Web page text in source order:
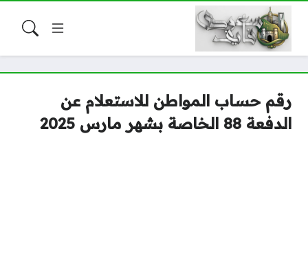
رقم حساب المواطن للاستعلام عن
الدفعة 88 الخاصة بشهر مارس 2025